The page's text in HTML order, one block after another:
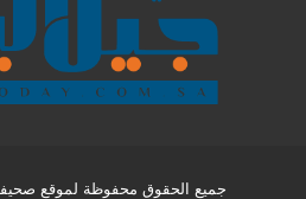
جميع الحقوق محفوظة لموقع صحيفة